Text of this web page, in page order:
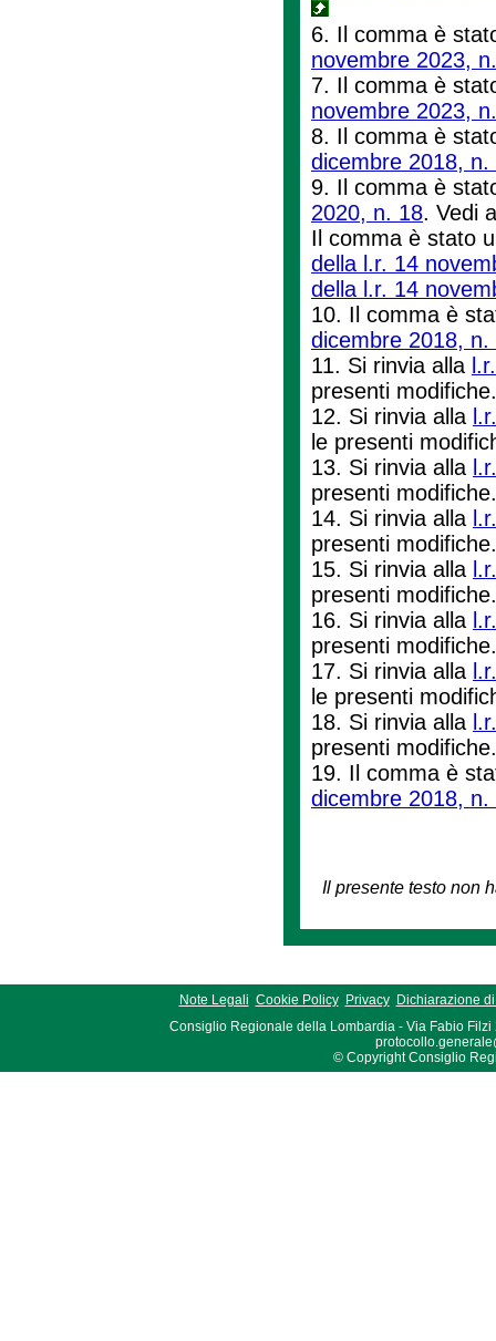
6. Il comma è
novembre 2023,
7. Il comma è
novembre 2023,
8. Il comma è
dicembre 2018, n.
9. Il comma è
2020, n. 18. Vedi
Il comma è stato
della l.r. 14
della l.r. 14
10. Il comma è
dicembre 2018, n.
11. Si rinvia alla
presenti
12. Si rinvia alla
le presenti
13. Si rinvia alla
presenti
14. Si rinvia alla
presenti
15. Si rinvia alla
presenti
16. Si rinvia alla
presenti
17. Si rinvia alla
le presenti
18. Si rinvia alla
presenti
19. Il comma è
dicembre 2018, n.
Il presente testo non
Note Legali Cookie Policy Privacy
Dichiarazione
Consiglio Regionale della Lombardia - Via Fabio Filzi
© Copyright Consiglio